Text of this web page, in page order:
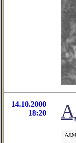
14.10.2000
18:20